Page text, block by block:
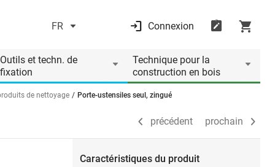
FR Connexion
Outils et techn. de
fixation
Technique pour la
construction en bois
de nettoyage Porte-ustensiles seul, zingué
précédent prochain
précédent prochain
Caractéristiques du produit